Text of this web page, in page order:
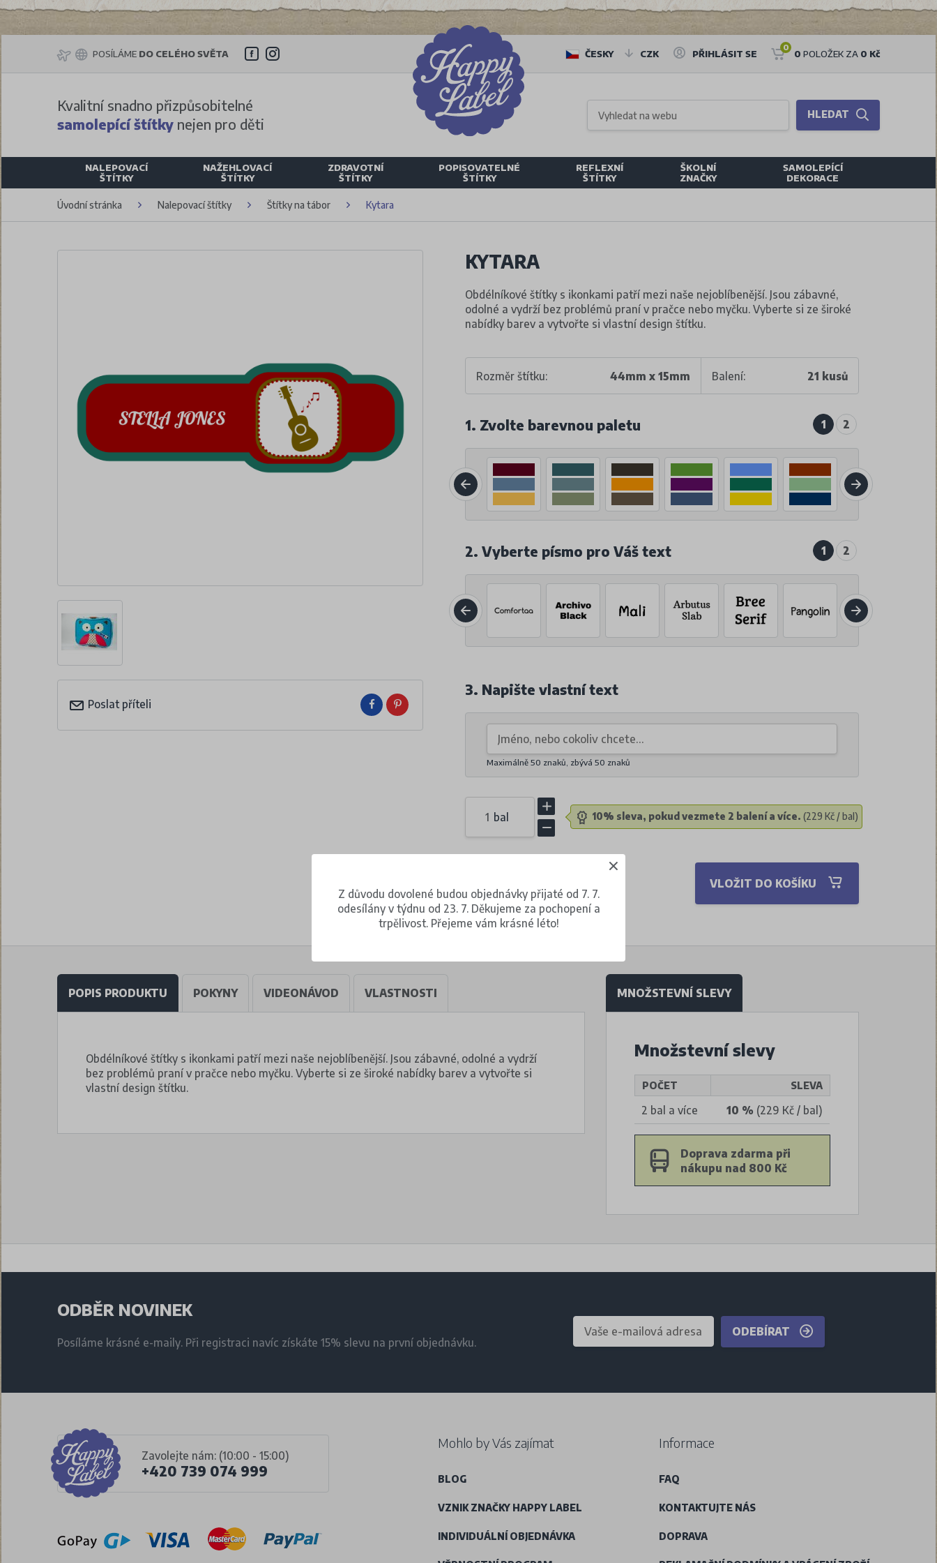
POSÍLÁME DO CELÉHO SVĚTA ČESKY CZK PŘIHLÁSIT SE
0
0 POLOŽEK ZA 0 Kč
Kvalitní snadno přizpůsobitelné
samolepící štítky nejen pro děti
HLEDAT
NALEPOVACÍ
ŠTÍTKY
NAŽEHLOVACÍ
ŠTÍTKY
ZDRAVOTNÍ
ŠTÍTKY
POPISOVATELNÉ
ŠTÍTKY
REFLEXNÍ
ŠTÍTKY
ŠKOLNÍ
ZNAČKY
SAMOLEPÍCÍ
DEKORACE
Úvodní stránka Nalepovací štítky Štítky na tábor Kytara
Poslat příteli
KYTARA
Obdélníkové štítky s ikonkami patří mezi naše nejoblíbenější. Jsou zábavné,
odolné a vydrží bez problémů praní v pračce nebo myčku. Vyberte si ze široké
nabídky barev a vytvořte si vlastní design štítku.
Rozměr štítku: 44mm x 15mm Balení: 21 kusů
1. Zvolte barevnou paletu 1 2
2. Vyberte písmo pro Váš text 1 2
3. Napište vlastní text
Maximálně 50 znaků, zbývá 50 znaků
bal 10% sleva, pokud vezmete 2 balení a více. (229 Kč / bal)
za 1 balení (21 kusů)
VLOŽIT DO KOŠÍKU
POPIS PRODUKTU POKYNY VIDEONÁVOD VLASTNOSTI
Obdélníkové štítky s ikonkami patří mezi naše nejoblíbenější. Jsou zábavné, odolné a vydrží
bez problémů praní v pračce nebo myčku. Vyberte si ze široké nabídky barev a vytvořte si
vlastní design štítku.
MNOŽSTEVNÍ SLEVY
Množstevní slevy
POČET SLEVA
2 bal a více 10 % (229 Kč / bal)
Doprava zdarma při
nákupu nad 800 Kč
ODBĚR NOVINEK
Posíláme krásné e-maily. Při registraci navíc získáte 15% slevu na první objednávku.
ODEBÍRAT
Zavolejte nám: (10:00 - 15:00)
+420 739 074 999
Mohlo by Vás zajímat
BLOG
VZNIK ZNAČKY HAPPY LABEL
INDIVIDUÁLNÍ OBJEDNÁVKA
Informace
FAQ
KONTAKTUJTE NÁS
DOPRAVA
Z důvodu dovolené budou objednávky přijaté od 7. 7.
odesílány v týdnu od 23. 7. Děkujeme za pochopení a
trpělivost. Přejeme vám krásné léto!